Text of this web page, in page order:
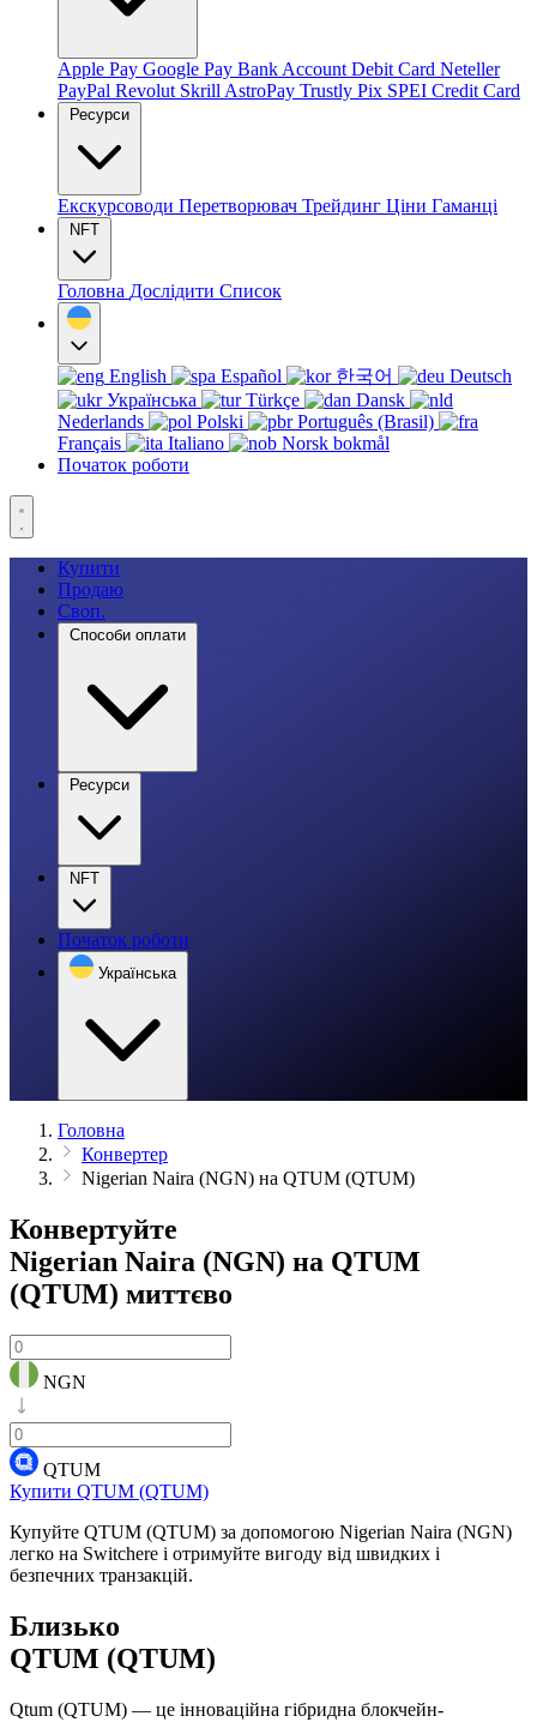
Apple Pay Google Pay Bank Account Debit Card Neteller
PayPal Revolut Skrill AstroPay Trustly Pix SPEI Credit Card
Ресурси
Екскурсоводи Перетворювач Трейдинг Ціни Гаманці
NFT
Головна Дослідити Список
English Español 한국어
Deutsch
Українська
Türkçe
Dansk
Nederlands
Polski
Português (Brasil)
Français
Italiano
Norsk bokmål
Початок роботи
Купити
Продаю
Своп.
Способи оплати
Ресурси
NFT
Початок роботи
Українська
Головна
Конвертер
Nigerian Naira (NGN) на QTUM (QTUM)
Конвертуйте
Nigerian Naira (NGN) на QTUM
(QTUM) миттєво
NGN
QTUM
Купити QTUM (QTUM)
Купуйте QTUM (QTUM) за допомогою Nigerian Naira (NGN)
легко на Switchere і отримуйте вигоду від швидких і
безпечних транзакцій.
Близько
QTUM (QTUM)
Qtum (QTUM) — це інноваційна гібридна блокчейн-